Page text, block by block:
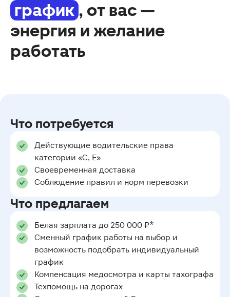
график , от вас —
энергия и желание
работать
Что потребуется
Действующие водительские права
категории «С, Е»
Своевременная доставка
Соблюдение правил и норм перевозки
Что предлагаем
Белая зарплата до 250 000 ₽*
Сменный график работы на выбор и
возможность подобрать индивидуальный
график
Компенсация медосмотра и карты тахографа
Техпомощь на дорогах